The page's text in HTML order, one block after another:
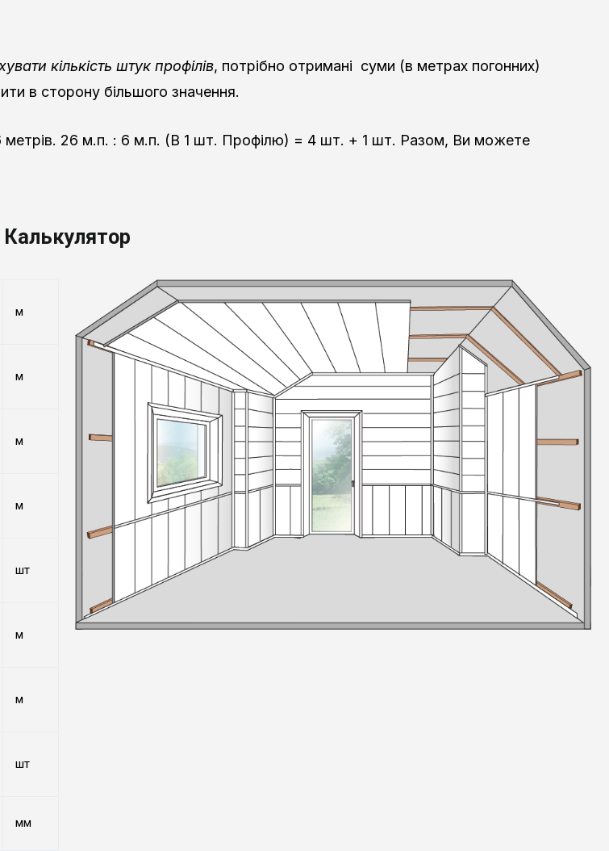
кількість штук профілів, потрібно отримані суми (в метрах погонних)
в сторону більшого значення.
26 м.п. : 6 м.п. (В 1 шт. Профілю) = 4 шт. + 1 шт. Разом, Ви можете
Калькулятор
м
м
м
м
шт
м
м
шт
мм